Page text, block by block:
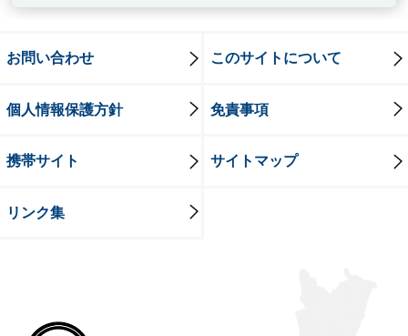
お問い合わせ このサイトについて
個人情報保護方針 免責事項
携帯サイト サイトマップ
リンク集